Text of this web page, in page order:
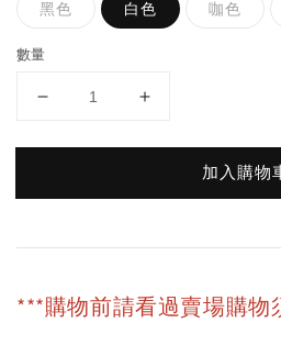
黑色 白色 咖色
數量
加入購物
***購物前請看過賣場購物